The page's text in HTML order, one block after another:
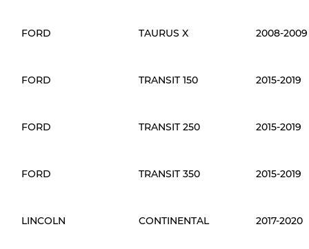
FORD TAURUS X 2008-2009
FORD TRANSIT 150 2015-2019
FORD TRANSIT 250 2015-2019
FORD TRANSIT 350 2015-2019
LINCOLN CONTINENTAL 2017-2020